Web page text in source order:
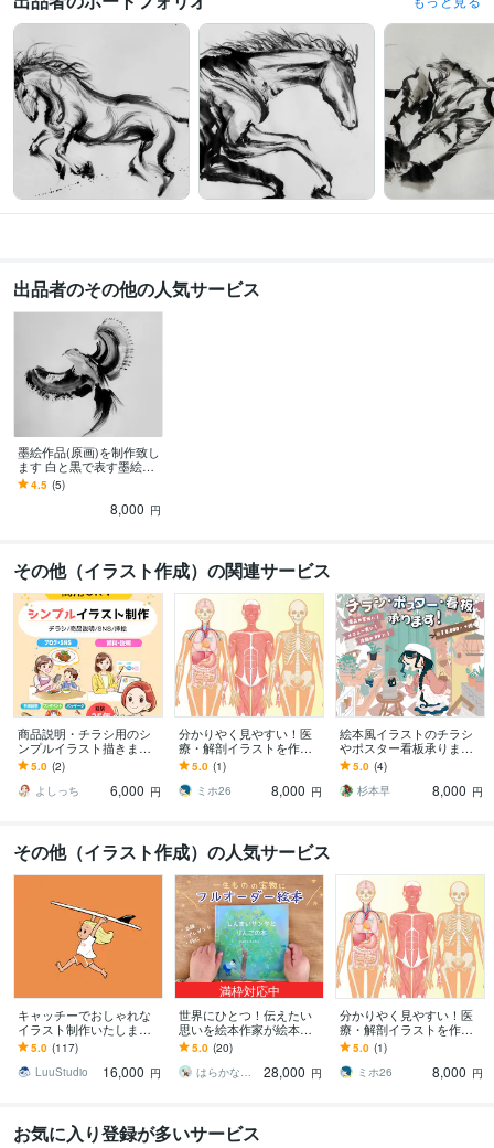
出品者のその他の人気サービス
墨絵作品(原画)を制作致し
ます 白と黒で表す墨絵を
描きます。原画納品(&デ
ータ)はこちら
4.5 (5)
8,000 円
その他（イラスト作成）の関連サービス
商品説明・チラシ用のシ
ンプルイラスト描きます
商品の魅力が伝わる人物
イラスト制作
5.0 (2)
よしっち
6,000 円
分かりやく見やすい！医
療・解剖イラストを作成
します 医療系イラスト実
績あり！WEB・資料・論
文作成をサポート！
5.0 (1)
ミホ26
8,000 円
絵本風イラストのチラシ
やポスター看板承ります
女性向けや子供向けのチ
ラシに好評中！イラレ形
式も対応可能です
5.0 (4)
杉本早
8,000 円
その他（イラスト作成）の人気サービス
キャッチーでおしゃれな
イラスト制作いたします
グッズ制作からプレゼン
トまで幅広い用途に対応
します
5.0 (117)
LuuStudio
16,000 円
満枠対応中
世界にひとつ！伝えたい
思いを絵本作家が絵本に
します 出版用やプレゼン
トに。水彩タッチで温か
みのあるオリジナル絵本
5.0 (20)
はらかな 絵本・水彩イラスト
28,000 円
分かりやく見やすい！医
療・解剖イラストを作成
します 医療系イラスト実
績あり！WEB・資料・論
文作成をサポート！
5.0 (1)
ミホ26
8,000 円
お気に入り登録が多いサービス